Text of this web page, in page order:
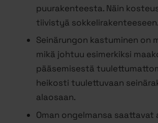
puurakenteesta. Näin
tiivistyä sokkelirakenteeseen.
Seinärungon kastuminen on
mikä johtuu esimerkiksi
pääsemisestä
heikosti tuulettuvaan
alaosaan.
Oman ongelmansa saattavat